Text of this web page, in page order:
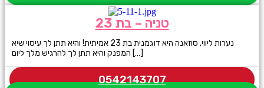
טניה – בת 23
נערות ליווי, סוזאנה היא דוגמנית בת 23 אמיתית! והיא תתן לך עיסוי שיא
המפנק והיא תתן לך להרגיש מלך ליום […]
0542143707